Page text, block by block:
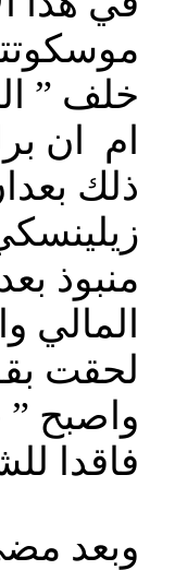
خلف ”
ام ان
ذلك
منبوذ
المالي
لحقت
واصبح ”
فاقدا
وبعد